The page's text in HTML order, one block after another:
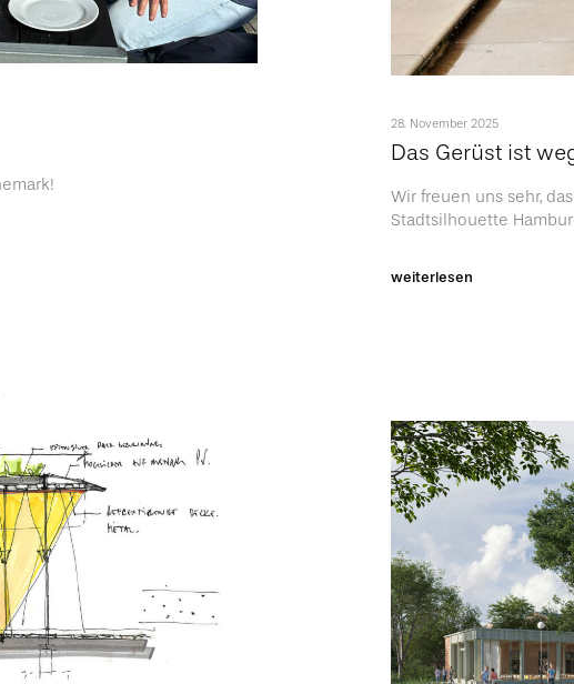
28. November 2025
Das Gerüst ist
Wir freuen uns sehr,
Stadtsilhouette
weiterlesen